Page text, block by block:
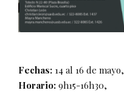
Fechas: 14 al 16 de mayo,
Horario: 9h15-16h30,